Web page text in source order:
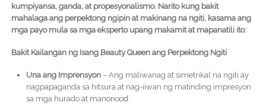
kumpiyansa, ganda, at propesyonalismo. Narito kung bakit
mahalaga ang perpektong ngipin at makinang na ngiti, kasama ang
mga payo mula sa mga eksperto upang makamit at mapanatili ito:
Bakit Kailangan ng Isang Beauty Queen ang Perpektong Ngiti
Una ang Imprensyon– Ang maliwanag at simetrikal na ngiti ay
nagpapaganda sa hitsura at nag-iiwan ng matinding impresyon
sa mga hurado at manonood.